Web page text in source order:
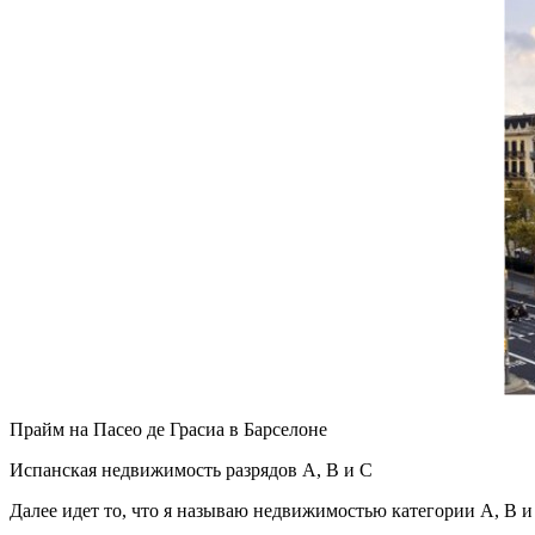
Прайм на Пасео де Грасиа в Барселоне
Испанская недвижимость разрядов А, В и С
Далее идет то, что я называю недвижимостью категории А, В